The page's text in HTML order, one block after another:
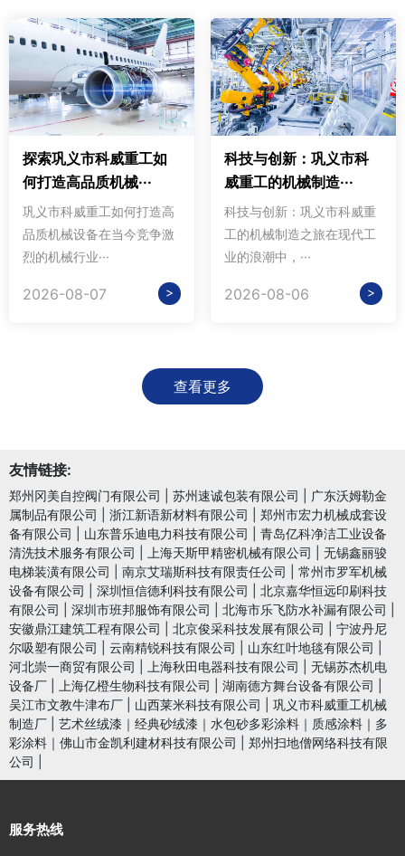
探索巩义市科威重工如
何打造高品质机械···
巩义市科威重工如何打造高
品质机械设备在当今竞争激
烈的机械行业···
2026-08-07 >
科技与创新：巩义市科
威重工的机械制造···
科技与创新：巩义市科威重
工的机械制造之旅在现代工
业的浪潮中，···
2026-08-06 >
查看更多
友情链接:
郑州冈美自控阀门有限公司 苏州速诚包装有限公司
广东沃姆勒金
属制品有限公司
浙江新语新材料有限公司
郑州市宏力机械成套设
备有限公司
山东普乐迪电力科技有限公司
青岛亿科净洁工业设备
清洗技术服务有限公司
上海天斯甲精密机械有限公司
无锡鑫丽骏
电梯装潢有限公司
南京艾瑞斯科技有限责任公司
常州市罗军机械
设备有限公司
深圳恒信德利科技有限公司
北京嘉华恒远印刷科技
有限公司
深圳市班邦服饰有限公司 北海市乐飞防水补漏有限公司
安徽鼎江建筑工程有限公司
北京俊采科技发展有限公司
宁波丹尼
尔吸塑有限公司
云南精锐科技有限公司 山东红叶地毯有限公司
河北崇一商贸有限公司
上海秋田电器科技有限公司
无锡苏杰机电
设备厂
上海亿橙生物科技有限公司 湖南德方舞台设备有限公司
吴江市文教牛津布厂
山西莱米科技有限公司
巩义市科威重工机械
制造厂
艺术丝绒漆｜经典砂绒漆｜水包砂多彩涂料｜质感涂料｜多
彩涂料｜佛山市金凯利建材科技有限公司
郑州扫地僧网络科技有限
公司
服务热线